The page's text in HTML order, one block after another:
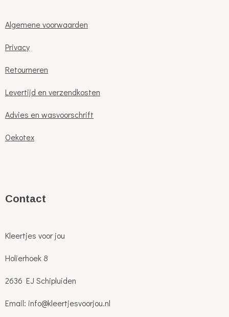
Algemene voorwaarden
Privacy
Retourneren
Levertijd en verzendkosten
Advies en wasvoorschrift
Oekotex
Contact
Kleertjes voor jou
Holierhoek 8
2636 EJ Schipluiden
Email: info@kleertjesvoorjou.nl